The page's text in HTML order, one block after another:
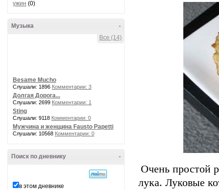
ужин (0)
-
Музыка
Все (14)
Besame Mucho
Слушали: 1896 Комментарии: 3
Долгая Дорога...
Слушали: 2699 Комментарии: 1
Sting
Слушали: 9118 Комментарии: 0
Мужчина и женщина Fausto Papetti
Слушали: 10568 Комментарии: 0
-
Поиск по дневнику
в этом дневнике
Очень простой
лука. Луковые